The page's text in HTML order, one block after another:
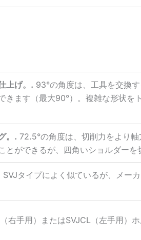
上げ。. 93°の角度は、工具を交換
きます（最大90°）。複雑な形状
。. 72.5°の角度は、切削力をより
とができるが、四角いショルダー
SVJタイプによく似ているが、メー
右手用）またはSVJCL（左手用）